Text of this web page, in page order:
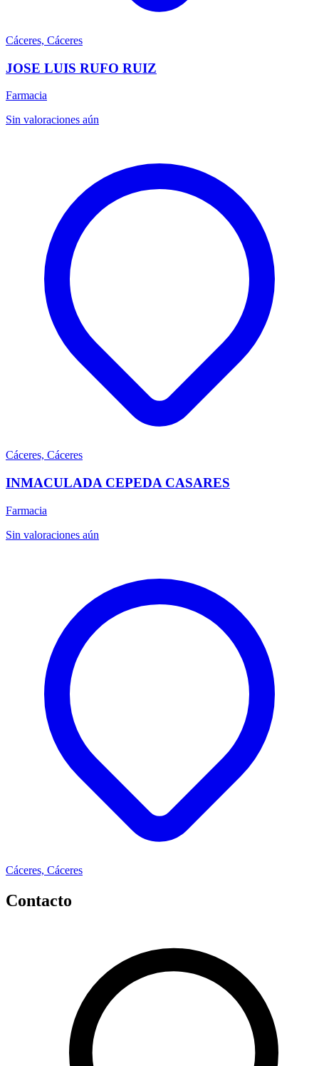
Cáceres, Cáceres
JOSE LUIS RUFO RUIZ
Farmacia
Sin valoraciones aún
Cáceres, Cáceres
INMACULADA CEPEDA CASARES
Farmacia
Sin valoraciones aún
Cáceres, Cáceres
Contacto